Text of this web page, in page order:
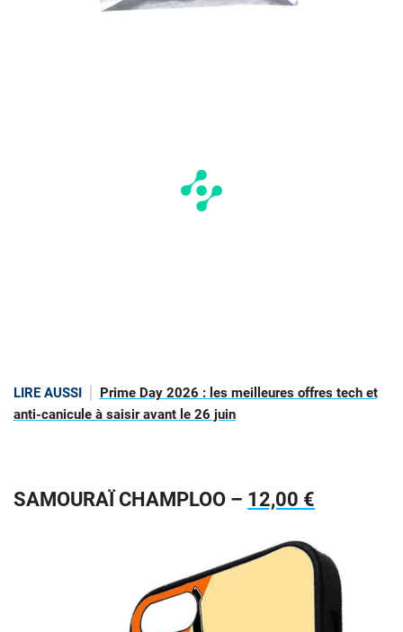
LIRE AUSSI
Prime Day 2026 : les meilleures offres tech et
anti-canicule à saisir avant le 26 juin
SAMOURAÏ CHAMPLOO – 12,00 €